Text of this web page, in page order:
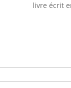
livre écrit